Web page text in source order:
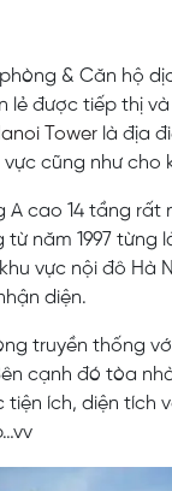
& Căn hộ
lẻ được tiếp thị
Tower là địa
cũng như cho
cao 14 tầng rất
năm 1997 từng
vực nội đô Hà
diện.
truyền thống
cạnh đó tòa
ích, diện tích